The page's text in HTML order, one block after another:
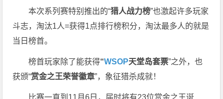
本次系列赛特别推出的“猎人战力榜”也激起许多玩家
斗志，淘汰1人=获得1点排行榜积分，淘汰最多人的就是
当日榜首。
榜首玩家除了能获得“WSOP天堂岛套票”之外，也
获颁“赏金之王荣誉徽章”，象征猎杀成就！
比赛一直到11月6日，届时将有23位赏金之王诞